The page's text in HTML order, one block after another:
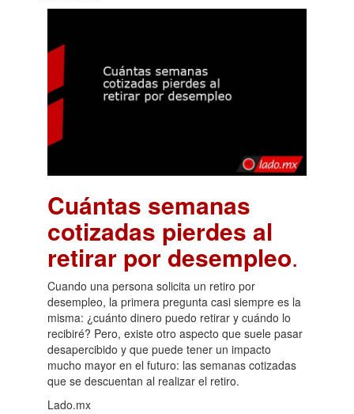
Cuántas semanas
cotizadas pierdes al
retirar por desempleo.
Cuando una persona solicita un retiro por
desempleo, la primera pregunta casi siempre es la
misma: ¿cuánto dinero puedo retirar y cuándo lo
recibiré? Pero, existe otro aspecto que suele pasar
desapercibido y que puede tener un impacto
mucho mayor en el futuro: las semanas cotizadas
que se descuentan al realizar el retiro.
Lado.mx